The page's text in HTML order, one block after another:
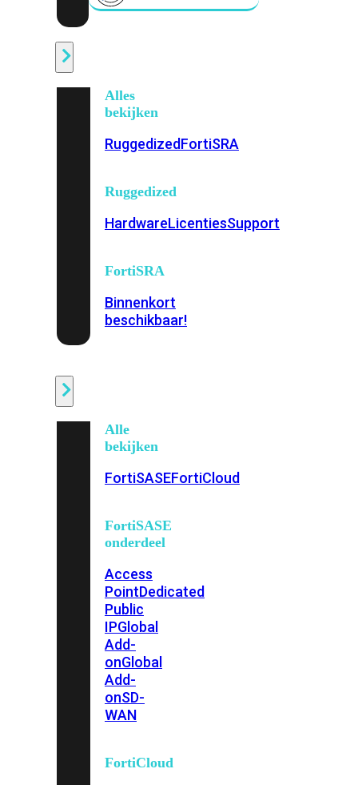
Alles
bekijken
RuggedizedFortiSRA
Ruggedized
HardwareLicentiesSupport
FortiSRA
Binnenkort
beschikbaar!
Alle
bekijken
FortiSASEFortiCloud
FortiSASE
onderdeel
Access
PointDedicated
Public
IPGlobal
Add-
onGlobal
Add-
onSD-
WAN
FortiCloud